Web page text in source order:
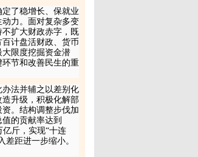
了稳增长、保就业
力。面对复杂多变
扩大财政赤字，既
计盘活财政、货币
限度挖掘资金潜
节和改善民生的重
法并辅之以差别化
升级，积极化解部
。结构调整步伐加
的贡献率达到
亿斤，实现“十连
距进一步缩小。